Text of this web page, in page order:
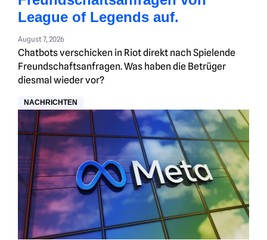
League of Legends auf.
August 7, 2026
Chatbots verschicken in Riot direkt nach Spielende
Freundschaftsanfragen. Was haben die Betrüger
diesmal wieder vor?
NACHRICHTEN